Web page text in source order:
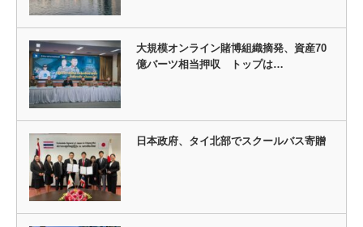
大規模オンライン賭博組織摘発、資産70
億バーツ相当押収 トップは…
日本政府、タイ北部でスクールバス寄贈